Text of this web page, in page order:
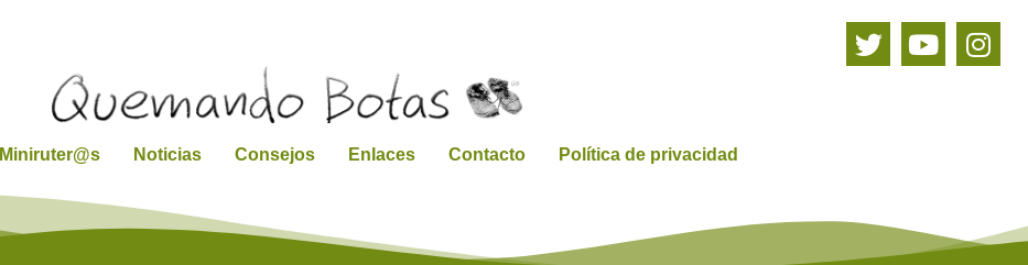
Miniruter@s Noticias Consejos Enlaces Contacto Política de privacidad